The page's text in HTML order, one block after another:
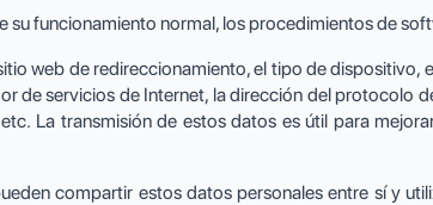
su funcionamiento normal, los procedimientos de
web de redireccionamiento, el tipo de dispositivo,
de servicios de Internet, la dirección del protocolo
La transmisión de estos datos es útil para
compartir estos datos personales entre sí y